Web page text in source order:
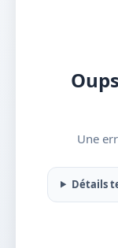
Une
Détails